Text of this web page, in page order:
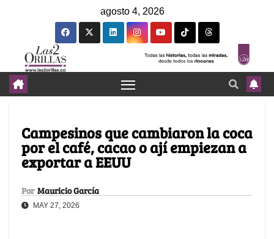
agosto 4, 2026
Campesinos que cambiaron la coca
por el café, cacao o ají empiezan a
exportar a EEUU
Por Mauricio García
MAY 27, 2026